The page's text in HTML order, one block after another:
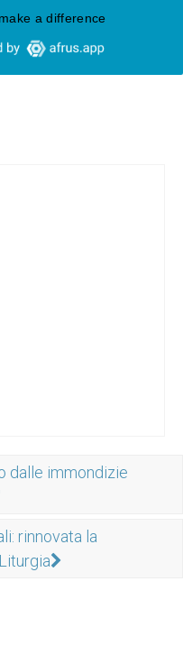
dalle immondizie
rinnovata la